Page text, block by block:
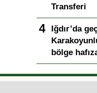
Transferi
Iğdır’da
bölge